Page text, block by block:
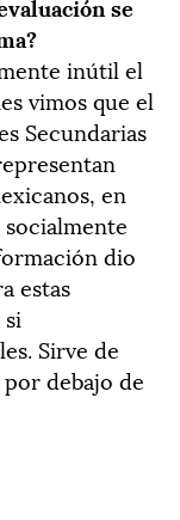
inútil el
vimos que el
Secundarias
en
dio
estas
Sirve de
debajo de